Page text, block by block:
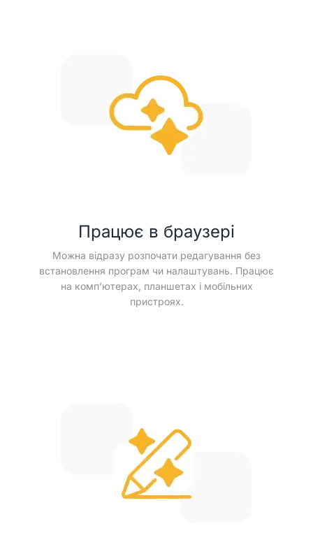
Працює в браузері
Можна відразу розпочати редагування без
встановлення програм чи налаштувань. Працює
на комп’ютерах, планшетах і мобільних
пристроях.